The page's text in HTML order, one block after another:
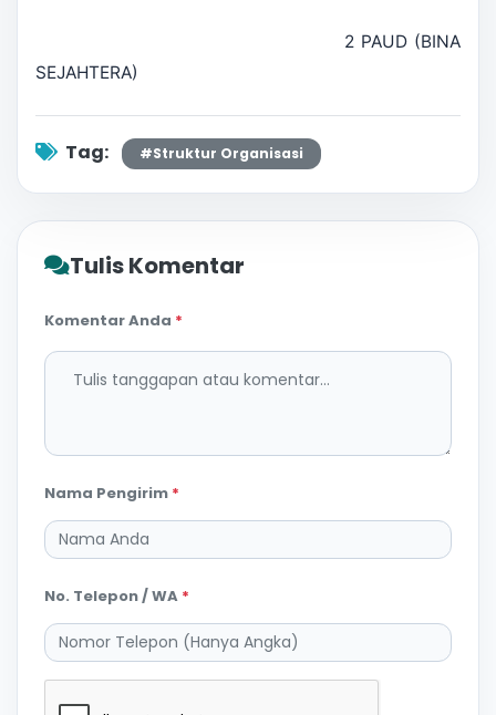
2 PAUD (BINA
SEJAHTERA)
Tag: #Struktur Organisasi
Tulis Komentar
Komentar Anda *
Nama Pengirim *
No. Telepon / WA *